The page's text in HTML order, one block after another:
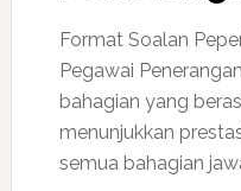
Format Soalan
Pegawai
bahagian yang
menunjukkan
semua bahagian